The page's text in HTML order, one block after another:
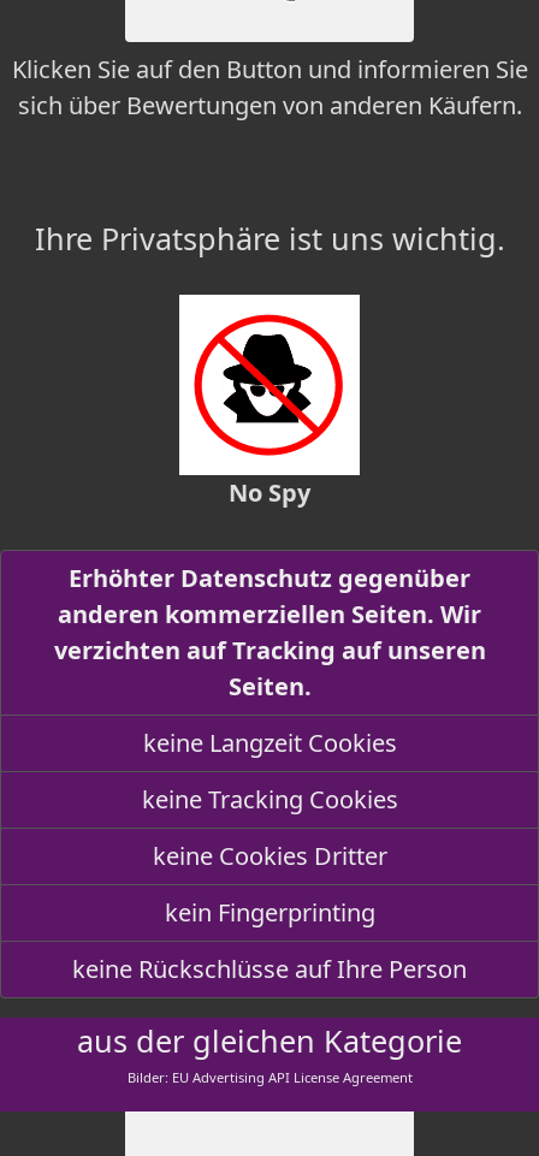
Klicken Sie auf den Button und informieren Sie
sich über Bewertungen von anderen Käufern.
Ihre Privatsphäre ist uns wichtig.
No Spy
Erhöhter Datenschutz gegenüber
anderen kommerziellen Seiten. Wir
verzichten auf Tracking auf unseren
Seiten.
keine Langzeit Cookies
keine Tracking Cookies
keine Cookies Dritter
kein Fingerprinting
keine Rückschlüsse auf Ihre Person
aus der gleichen Kategorie
Bilder: EU Advertising API License Agreement